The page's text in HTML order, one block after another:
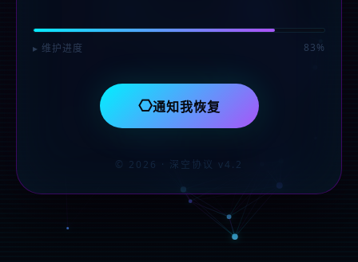
▸ 维护进度 83%
⎔通知我恢复
© 2026 · 深空协议 v4.2